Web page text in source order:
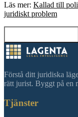
Läs mer: Kallad till
juridiskt problem
Förstå ditt juridiska
rätt jurist. Byggt på en
Tjänster